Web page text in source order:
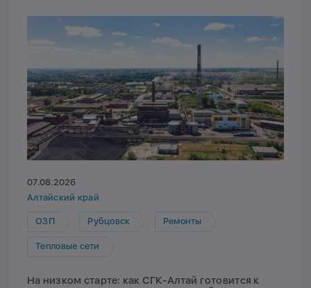
07.08.2026
Алтайский край
ОЗП Рубцовск Ремонты
Тепловые сети
На низком старте: как СГК-Алтай готовится к